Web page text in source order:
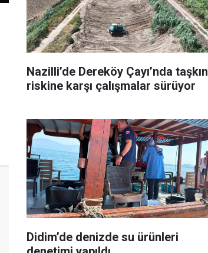
Nazilli’de Dereköy Çayı’nda taşkın
riskine karşı çalışmalar sürüyor
Didim’de denizde su ürünleri